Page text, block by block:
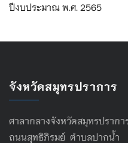
ปีงบประมาณ พ.ศ. 2565
จังหวัดสมุทรปราการ
ศาลากลางจังหวัดสมุทรปรากา
ถนนสุทธิภิรมย์ ตำบลปากน้ำ